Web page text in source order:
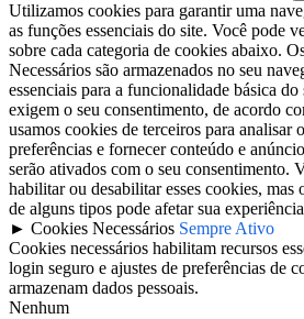
Utilizamos cookies para garantir uma
as funções essenciais do site. Você pode
sobre cada categoria de cookies abaixo.
Necessários são armazenados no seu
essenciais para a funcionalidade básica
exigem o seu consentimento, de acordo
usamos cookies de terceiros para analisar
preferências e fornecer conteúdo e
serão ativados com o seu consentimento.
habilitar ou desabilitar esses cookies, mas
de alguns tipos pode afetar sua
► Cookies Necessários Sempre Ativo
Cookies necessários habilitam recursos
login seguro e ajustes de preferências de
armazenam dados pessoais.
Nenhum